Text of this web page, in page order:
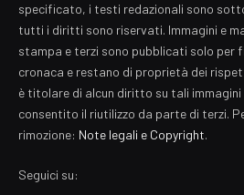
specificato, i testi redazionali sono
tutti i diritti sono riservati. Immagini e
stampa e terzi sono pubblicati solo per
cronaca e restano di proprietà dei
è titolare di alcun diritto su tali immagini
consentito il riutilizzo da parte di terzi.
rimozione: Note legali e Copyright.
Seguici su: